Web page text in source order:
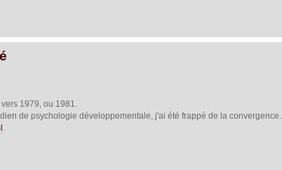
1979, ou 1981.
de psychologie développementale, j'ai été frappé de la convergence.
.